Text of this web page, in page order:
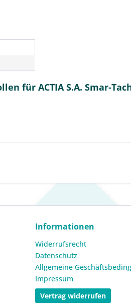
für ACTIA S.A. Smar-
Informationen
Widerrufsrecht
Datenschutz
Allgemeine
Impressum
Vertrag widerrufen